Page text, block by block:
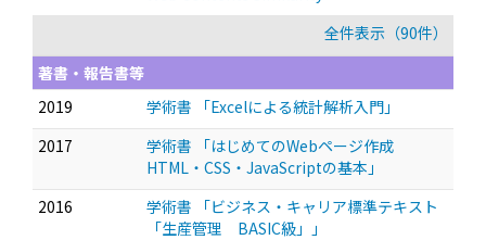
全件表示（90件）
著書・報告書等
2019
学術書 「Excelによる統計解析入門」
2017
学術書 「はじめてのWebページ作成
HTML・CSS・JavaScriptの基本」
2016
学術書 「ビジネス・キャリア標準テキスト
「生産管理 BASIC級」」